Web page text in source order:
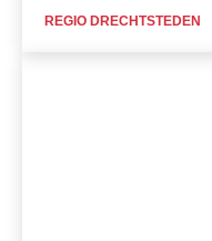
REGIO DRECHTSTEDEN